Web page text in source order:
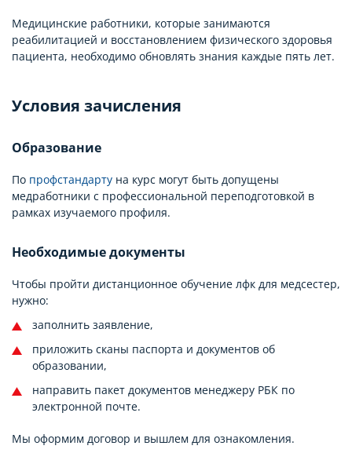
Медицинские работники, которые занимаются
реабилитацией и восстановлением физического здоровья
пациента, необходимо обновлять знания каждые пять лет.
Условия зачисления
Образование
По профстандарту на курс могут быть допущены
медработники с профессиональной переподготовкой в
рамках изучаемого профиля.
Необходимые документы
Чтобы пройти дистанционное обучение лфк для медсестер,
нужно:
заполнить заявление,
приложить сканы паспорта и документов об
образовании,
направить пакет документов менеджеру РБК по
электронной почте.
Мы оформим договор и вышлем для ознакомления.